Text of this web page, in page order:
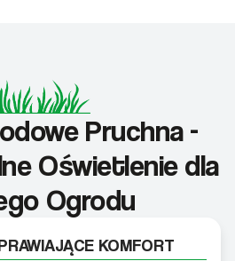
Pruchna -
Oświetlenie dla
Ogrodu
KOMFORT